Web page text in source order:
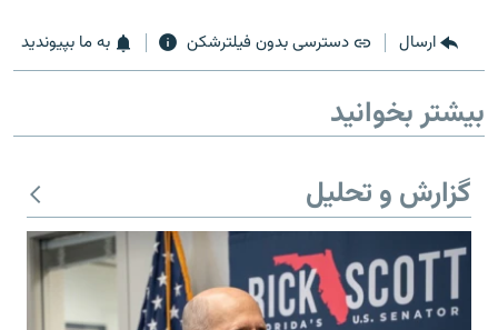
ارسال دسترسی بدون فیلترشکن به ما بپیوندید
بیشتر بخوانید
گزارش و تحلیل